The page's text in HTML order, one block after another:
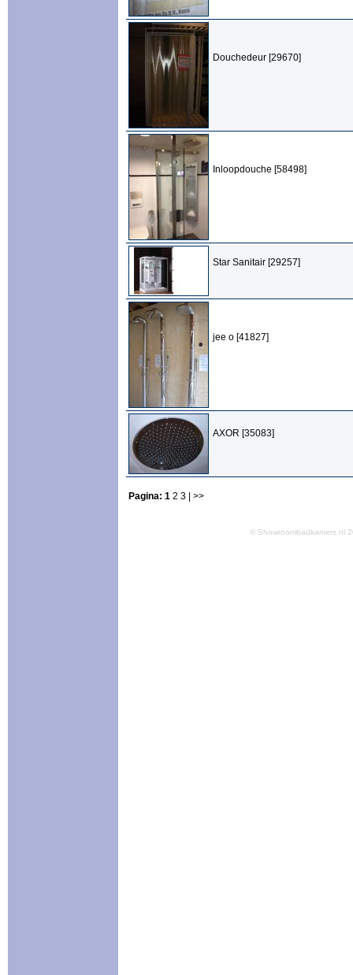
Douchedeur [29670]
Inloopdouche [58498]
Star Sanitair [29257]
jee o [41827]
AXOR [35083]
Pagina: 1 2 3 | >>
©